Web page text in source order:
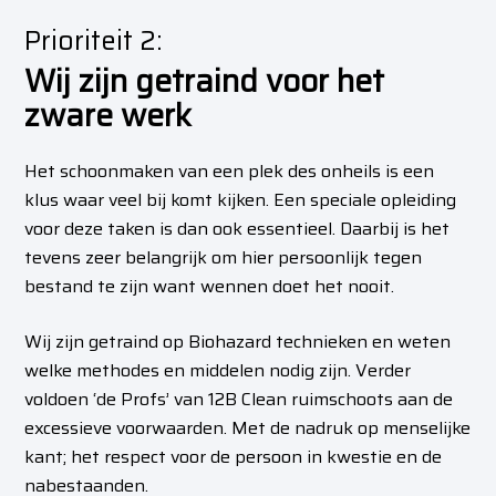
Prioriteit 2:
Wij zijn getraind voor het
zware werk
Het schoonmaken van een plek des onheils is een
klus waar veel bij komt kijken. Een speciale opleiding
voor deze taken is dan ook essentieel. Daarbij is het
tevens zeer belangrijk om hier persoonlijk tegen
bestand te zijn want wennen doet het nooit.
Wij zijn getraind op Biohazard technieken en weten
welke methodes en middelen nodig zijn. Verder
voldoen ‘de Profs’ van 12B Clean ruimschoots aan de
excessieve voorwaarden. Met de nadruk op menselijke
kant; het respect voor de persoon in kwestie en de
nabestaanden.